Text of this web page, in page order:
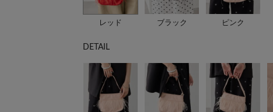
レッド ブラック ピンク
DETAIL